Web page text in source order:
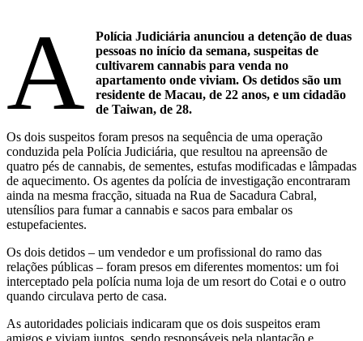
A
Polícia Judiciária anunciou a detenção de duas
pessoas no início da semana, suspeitas de
cultivarem cannabis para venda no
apartamento onde viviam. Os detidos são um
residente de Macau, de 22 anos, e um cidadão
de Taiwan, de 28.
Os dois suspeitos foram presos na sequência de uma operação
conduzida pela Polícia Judiciária, que resultou na apreensão de
quatro pés de cannabis, de sementes, estufas modificadas e lâmpadas
de aquecimento. Os agentes da polícia de investigação encontraram
ainda na mesma fracção, situada na Rua de Sacadura Cabral,
utensílios para fumar a cannabis e sacos para embalar os
estupefacientes.
Os dois detidos – um vendedor e um profissional do ramo das
relações públicas – foram presos em diferentes momentos: um foi
interceptado pela polícia numa loja de um resort do Cotai e o outro
quando circulava perto de casa.
As autoridades policiais indicaram que os dois suspeitos eram
amigos e viviam juntos, sendo responsáveis pela plantação e